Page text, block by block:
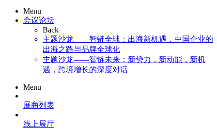
Menu
会议论坛
Back
主题沙龙——智链全球：出海新机遇，中国企业的
出海之路与品牌全球化
主题沙龙——智链未来：新势力，新动能，新机
遇，跨境增长的深度对话
Menu
展商列表
线上展厅